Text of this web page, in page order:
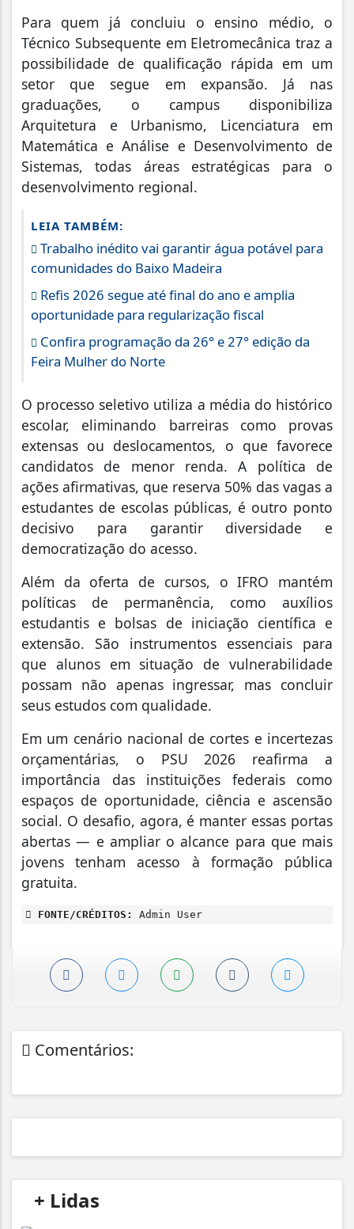
Para quem já concluiu o ensino médio, o
Técnico Subsequente em Eletromecânica traz a
possibilidade de qualificação rápida em um
setor que segue em expansão. Já nas
graduações, o campus disponibiliza
Arquitetura e Urbanismo, Licenciatura em
Matemática e Análise e Desenvolvimento de
Sistemas, todas áreas estratégicas para o
desenvolvimento regional.
LEIA TAMBÉM:
Trabalho inédito vai garantir água potável para
comunidades do Baixo Madeira
Refis 2026 segue até final do ano e amplia
oportunidade para regularização fiscal
Confira programação da 26° e 27° edição da
Feira Mulher do Norte
O processo seletivo utiliza a média do histórico
escolar, eliminando barreiras como provas
extensas ou deslocamentos, o que favorece
candidatos de menor renda. A política de
ações afirmativas, que reserva 50% das vagas a
estudantes de escolas públicas, é outro ponto
decisivo para garantir diversidade e
democratização do acesso.
Além da oferta de cursos, o IFRO mantém
políticas de permanência, como auxílios
estudantis e bolsas de iniciação científica e
extensão. São instrumentos essenciais para
que alunos em situação de vulnerabilidade
possam não apenas ingressar, mas concluir
seus estudos com qualidade.
Em um cenário nacional de cortes e incertezas
orçamentárias, o PSU 2026 reafirma a
importância das instituições federais como
espaços de oportunidade, ciência e ascensão
social. O desafio, agora, é manter essas portas
abertas — e ampliar o alcance para que mais
jovens tenham acesso à formação pública
gratuita.
FONTE/CRÉDITOS: Admin User
Comentários:
+ Lidas